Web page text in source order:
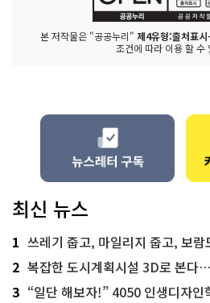
본 저작물은 "공공누리" 제4유형:출처표
조건에 따라 이용 할 수
최신 뉴스
1 쓰레기 줍고, 마일리지 줍고, 보람도 줍
2 복잡한 도시계획시설 3D로 본다
3 “일단 해보자!” 4050 인생디자인